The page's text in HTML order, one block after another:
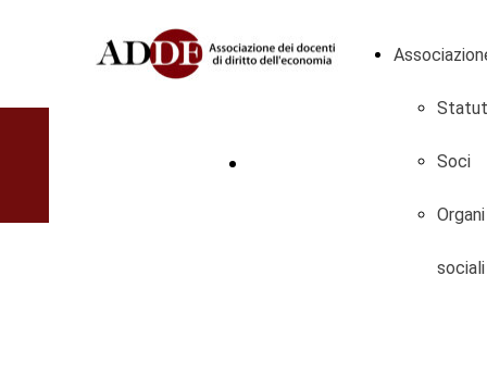
Soci
Organi
sociali